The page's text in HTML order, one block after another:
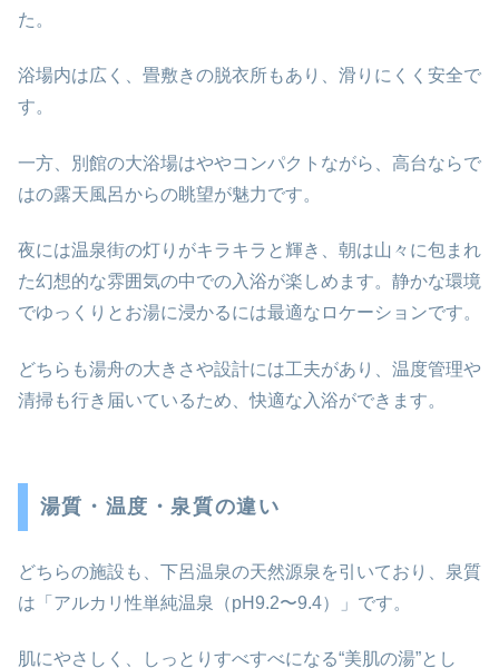
た。
浴場内は広く、畳敷きの脱衣所もあり、滑りにくく安全で
す。
一方、別館の大浴場はややコンパクトながら、高台ならで
はの露天風呂からの眺望が魅力です。
夜には温泉街の灯りがキラキラと輝き、朝は山々に包まれ
た幻想的な雰囲気の中での入浴が楽しめます。静かな環境
でゆっくりとお湯に浸かるには最適なロケーションです。
どちらも湯舟の大きさや設計には工夫があり、温度管理や
清掃も行き届いているため、快適な入浴ができます。
湯質・温度・泉質の違い
どちらの施設も、下呂温泉の天然源泉を引いており、泉質
は「アルカリ性単純温泉（pH9.2〜9.4）」です。
肌にやさしく、しっとりすべすべになる“美肌の湯”とし